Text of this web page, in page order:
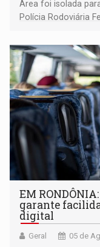
Área foi isolada
Polícia Rodoviária
EM
garante
digital
Geral 05 de